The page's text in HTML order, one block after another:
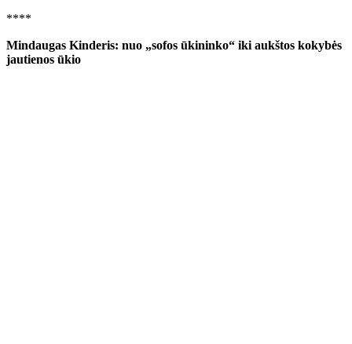
****
Mindaugas Kinderis: nuo „sofos ūkininko“ iki aukštos kokybės
jautienos ūkio